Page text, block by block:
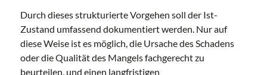
Durch dieses strukturierte Vorgehen soll der Ist-
Zustand umfassend dokumentiert werden. Nur auf
diese Weise ist es möglich, die Ursache des Schadens
oder die Qualität des Mangels fachgerecht zu
beurteilen, und einen langfristigen